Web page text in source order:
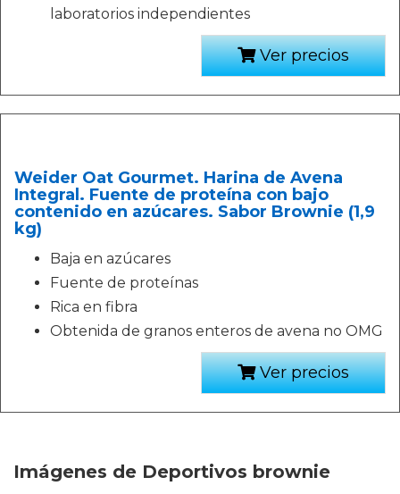
laboratorios independientes
Ver precios
Weider Oat Gourmet. Harina de Avena
Integral. Fuente de proteína con bajo
contenido en azúcares. Sabor Brownie (1,9
kg)
Baja en azúcares
Fuente de proteínas
Rica en fibra
Obtenida de granos enteros de avena no OMG
Ver precios
Imágenes de Deportivos brownie